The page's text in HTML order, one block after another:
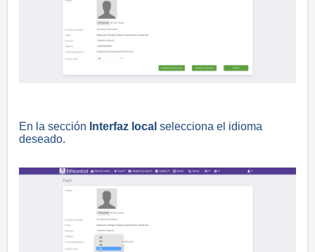
En la sección Interfaz local selecciona el idioma
deseado.